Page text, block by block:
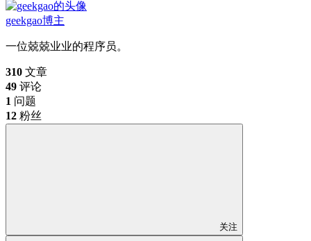
geekgao博主
一位兢兢业业的程序员。
310 文章
49 评论
1 问题
12 粉丝
关注